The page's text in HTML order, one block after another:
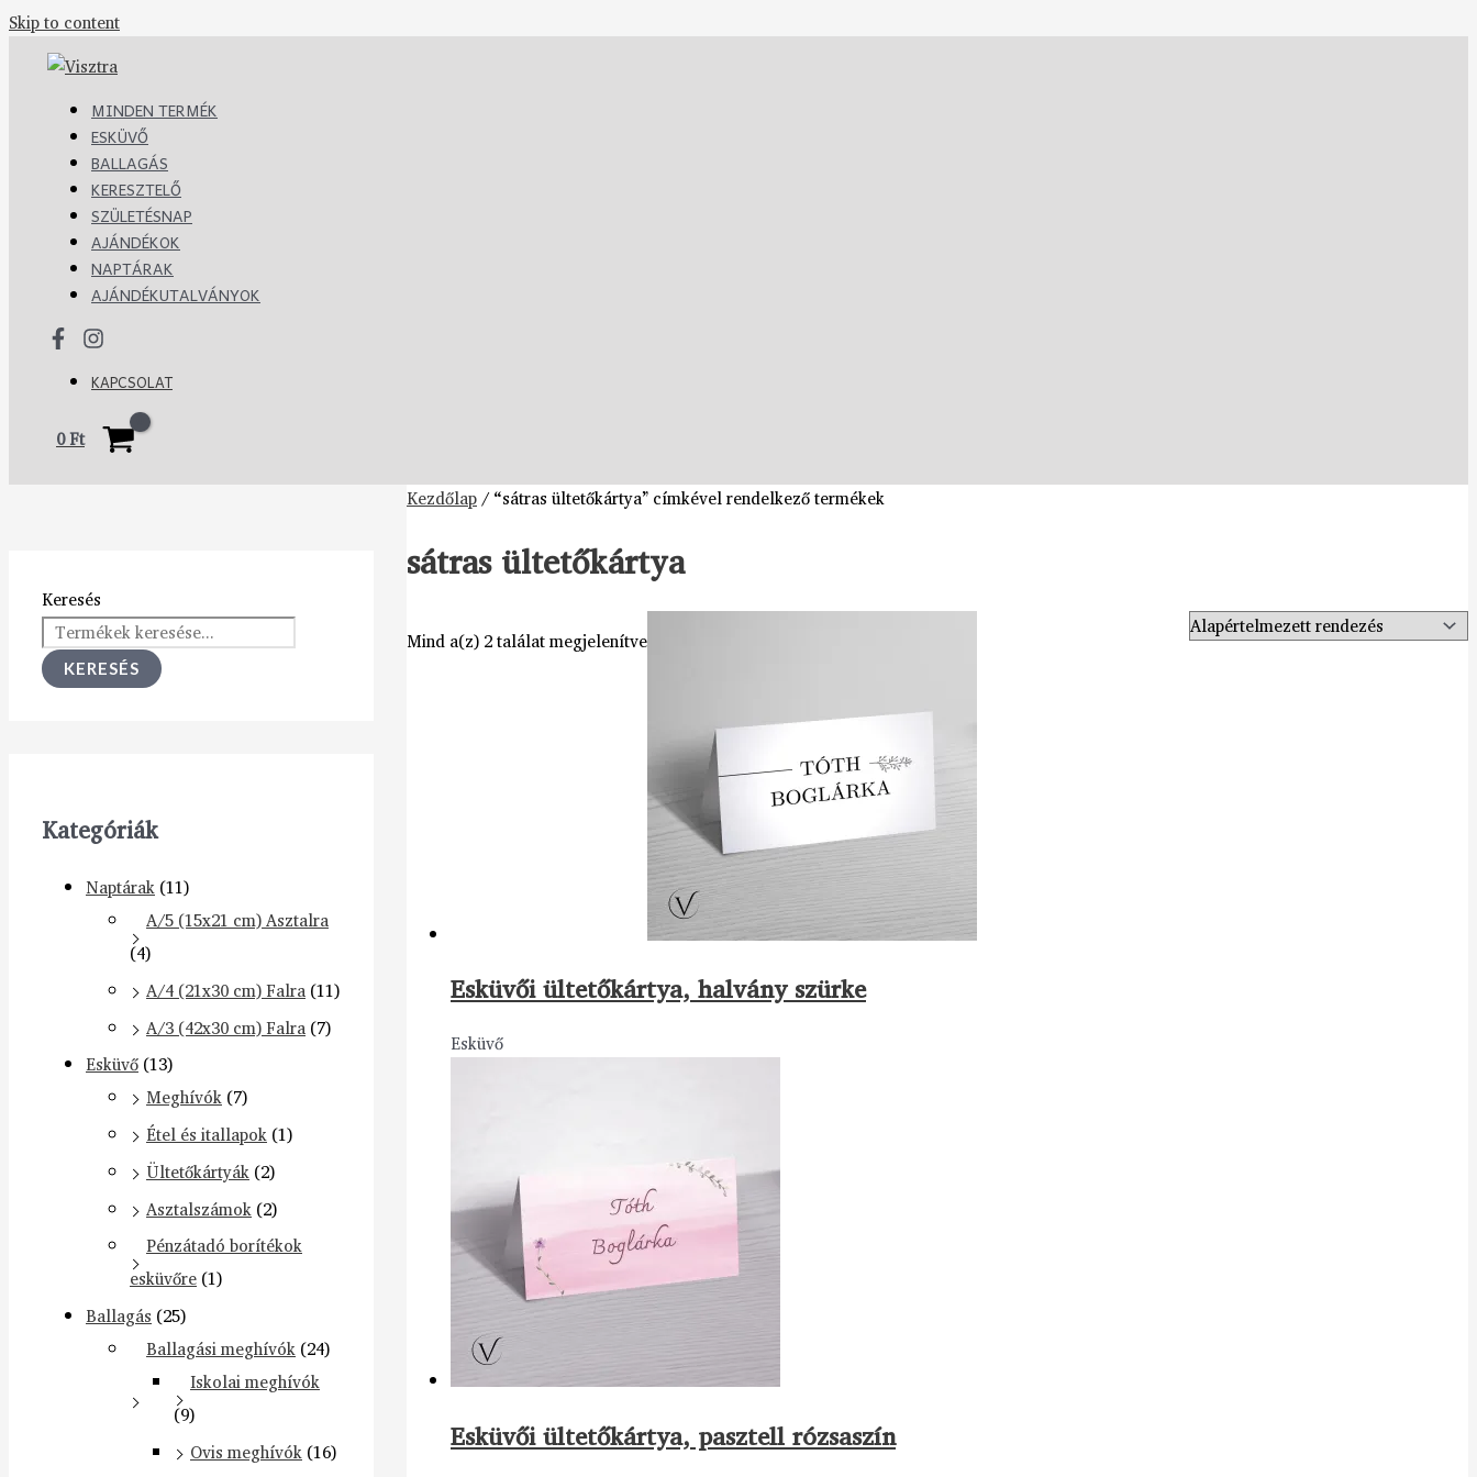
Skip to content
MINDEN TERMÉK
ESKÜVŐ
BALLAGÁS
KERESZTELŐ
SZÜLETÉSNAP
AJÁNDÉKOK
NAPTÁRAK
AJÁNDÉKUTALVÁNYOK
KAPCSOLAT
0Ft
Keresés
KERESÉS
Kategóriák
Naptárak (11)
A/5 (15x21 cm) Asztalra
(4)
A/4 (21x30 cm) Falra (11)
A/3 (42x30 cm) Falra (7)
Esküvő (13)
Meghívók (7)
Étel és itallapok (1)
Ültetőkártyák (2)
Asztalszámok (2)
Pénzátadó borítékok
esküvőre (1)
Ballagás (25)
Ballagási meghívók (24)
Iskolai meghívók
(9)
Ovis meghívók (16)
Kezdőlap/ “sátras ültetőkártya” címkével rendelkező termékek
sátras ültetőkártya
Mind a(z) 2 találat megjelenítve
Esküvői ültetőkártya, halvány szürke
Esküvő
Esküvői ültetőkártya, pasztell rózsaszín